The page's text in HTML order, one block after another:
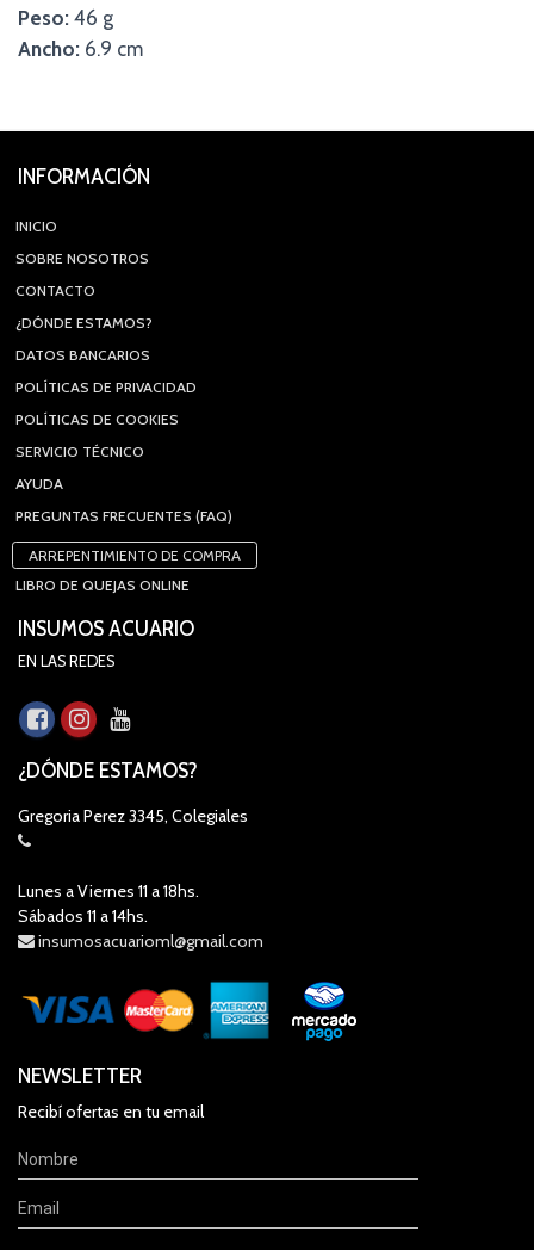
Peso: 46 g
Ancho: 6.9 cm
INFORMACIÓN
INICIO
SOBRE NOSOTROS
CONTACTO
¿DÓNDE ESTAMOS?
DATOS BANCARIOS
POLÍTICAS DE PRIVACIDAD
POLÍTICAS DE COOKIES
SERVICIO TÉCNICO
AYUDA
PREGUNTAS FRECUENTES (FAQ)
ARREPENTIMIENTO DE COMPRA
LIBRO DE QUEJAS ONLINE
INSUMOS ACUARIO
EN LAS REDES
¿DÓNDE ESTAMOS?
Gregoria Perez 3345, Colegiales
Lunes a Viernes 11 a 18hs.
Sábados 11 a 14hs.
insumosacuarioml@gmail.com
NEWSLETTER
Recibí ofertas en tu email